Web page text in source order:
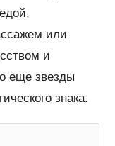
или
и
еще звезды
знака.